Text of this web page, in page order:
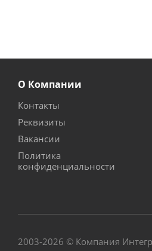
О Компании
Контакты
Реквизиты
Вакансии
Политика
конфиденциальности
2003-2026 © Компания